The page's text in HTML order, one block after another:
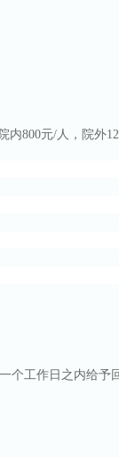
内800元/人，院外
个工作日之内给予